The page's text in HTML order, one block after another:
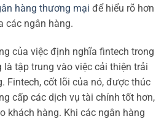
hàng thương mại để hiểu rõ hơn
các ngân hàng.
của việc định nghĩa fintech trong
là tập trung vào việc cải thiện trải
Fintech, cốt lõi của nó, được thúc
cấp các dịch vụ tài chính tốt hơn,
khách hàng. Khi các ngân hàng